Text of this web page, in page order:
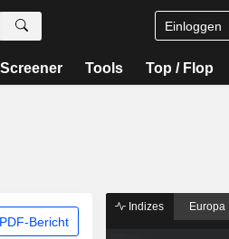
Einloggen
Screener Tools Top / Flop
PDF-Bericht
Indizes Europa